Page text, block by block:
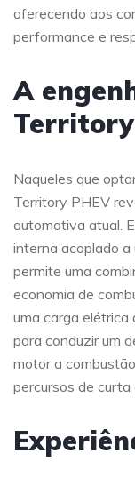
oferecendo aos
performance e
A
Territory
Naqueles que
Territory PHEV
automotiva atual.
interna acoplado
permite uma
economia de
uma carga elétrica
para conduzir um
motor a
percursos de curta